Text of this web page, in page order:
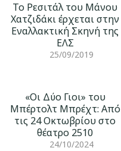
Το Ρεσιτάλ του Μάνου
Χατζιδάκι έρχεται στην
Εναλλακτική Σκηνή της
ΕΛΣ
25/09/2019
«Οι Δύο Γιοι» του
Μπέρτολτ Μπρέχτ: Από
τις 24 Οκτωβρίου στο
θέατρο 2510
24/10/2024